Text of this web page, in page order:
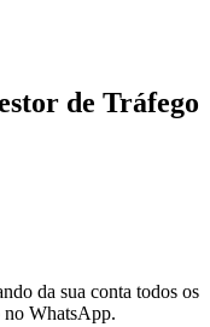
de Tráfego
da sua conta todos os
no WhatsApp.